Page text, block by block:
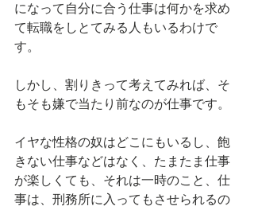
になって自分に合う仕事は何かを求め
て転職をしとてみる人もいるわけで
す。
しかし、割りきって考えてみれば、そ
もそも嫌で当たり前なのが仕事です。
イヤな性格の奴はどこにもいるし、飽
きない仕事などはなく、たまたま仕事
が楽しくても、それは一時のこと、仕
事は、刑務所に入ってもさせられるの